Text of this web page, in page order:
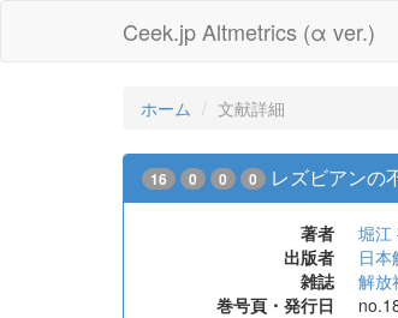
Ceek.jp Altmetrics (α ver.)
ホーム 文献詳細
16 0 0 0 レズビアンの
著者
堀江
出版者
日本
雑誌
解放
巻号頁・発行日